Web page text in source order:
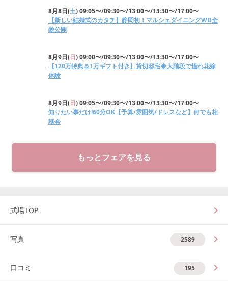
8月8日(土)09:05〜/09:30〜/13:00〜/13:30〜/17:00〜
【新しい結婚式のカタチ】静岡初！マルシェダイニングWD全
貌公開
8月9日(日)09:00〜/09:30〜/13:00〜/13:30〜/17:00〜
【120万特典＆1万ギフト付き】貸切邸宅◆大階段で憧れ花嫁
体験
8月9日(日)09:05〜/09:30〜/13:00〜/13:30〜/17:00〜
知りたい事だけ!60分OK【予算/雰囲気/ドレスなど】何でも相
談会
もっとフェアを見る
式場TOP
写真 2589
口コミ 195